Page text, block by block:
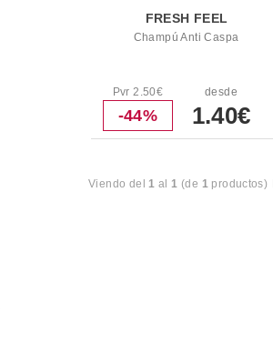
FRESH FEEL
Champú Anti Caspa
Pvr 2.50€
-44%
desde
1.40€
Viendo del1 al1 (de 1productos)